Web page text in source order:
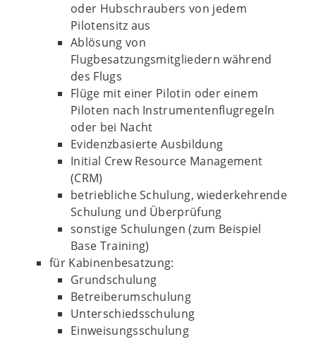
oder Hubschraubers von jedem
Pilotensitz aus
Ablösung von
Flugbesatzungsmitgliedern während
des Flugs
Flüge mit einer Pilotin oder einem
Piloten nach Instrumentenflugregeln
oder bei Nacht
Evidenzbasierte Ausbildung
Initial Crew Resource Management
(CRM)
betriebliche Schulung, wiederkehrende
Schulung und Überprüfung
sonstige Schulungen (zum Beispiel
Base Training)
für Kabinenbesatzung:
Grundschulung
Betreiberumschulung
Unterschiedsschulung
Einweisungsschulung